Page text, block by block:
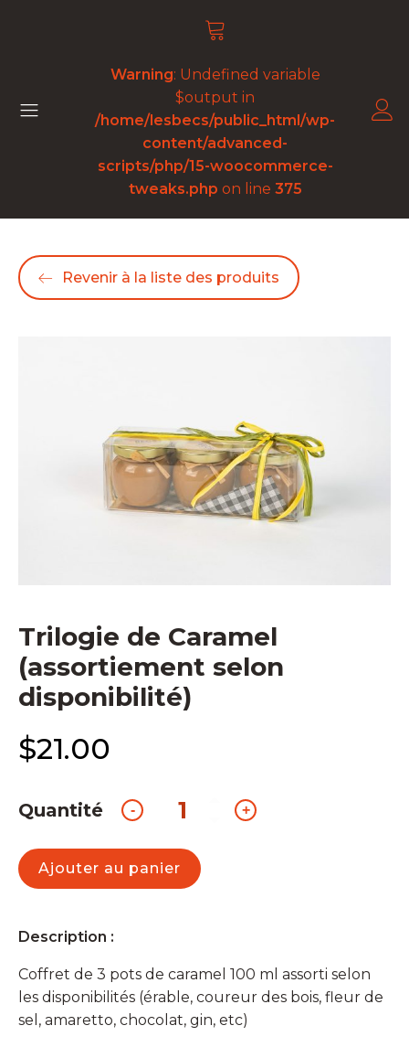
Warning: Undefined variable
$output in
/home/lesbecs/public_html/wp-
content/advanced-
scripts/php/15-woocommerce-
tweaks.php on line 375
Revenir à la liste des produits
Trilogie de Caramel
(assortiement selon
disponibilité)
$21.00
Quantité - quantité
Caramel
(assortiement
+
Ajouter au panier
Description :
Coffret de 3 pots de caramel 100 ml assorti selon
les disponibilités (érable, coureur des bois, fleur de
sel, amaretto, chocolat, gin, etc)